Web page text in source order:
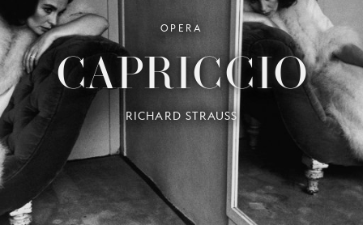
MAGAZINE
TICKETS &
ABONNEMENTEN
UW
OPERA
CAPRICCIO
RICHARD STRAUSS